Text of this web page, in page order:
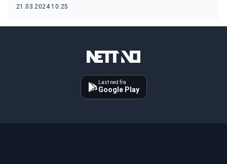
21.03.2024 10:25
Last ned fra
Google Play